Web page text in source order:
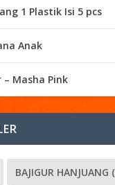
1 Plastik Isi 5 pcs
Anak
Masha Pink
BAJIGUR HANJUANG